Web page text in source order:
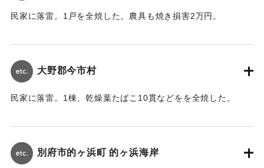
民家に落雷。1戸を全焼した。農具も焼き損害2万円。
｜固有コード:00498001
大野郡今市村
民家に落雷。1棟、乾燥葉たばこ10貫などをを全焼した。
｜固有コード: 00498002
別府市的ヶ浜町 的ヶ浜海岸